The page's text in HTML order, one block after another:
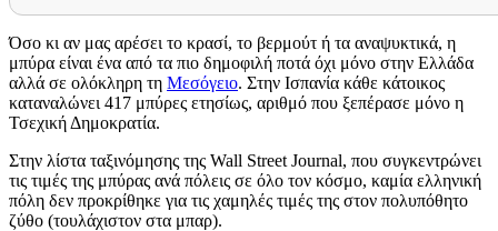
Όσο κι αν μας αρέσει το κρασί, το βερμούτ ή τα αναψυκτικά, η
μπύρα είναι ένα από τα πιο δημοφιλή ποτά όχι μόνο στην Ελλάδα
αλλά σε ολόκληρη τη Μεσόγειο. Στην Ισπανία κάθε κάτοικος
καταναλώνει 417 μπύρες ετησίως, αριθμό που ξεπέρασε μόνο η
Τσεχική Δημοκρατία.
Στην λίστα ταξινόμησης της Wall Street Journal, που συγκεντρώνει
τις τιμές της μπύρας ανά πόλεις σε όλο τον κόσμο, καμία ελληνική
πόλη δεν προκρίθηκε για τις χαμηλές τιμές της στον πολυπόθητο
ζύθο (τουλάχιστον στα μπαρ).